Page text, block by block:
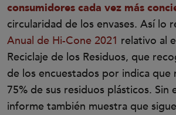
consumidores cada vez más
circularidad de los envases. Así lo
Anual de Hi-Cone 2021 relativo al
Reciclaje de los Residuos, que
de los encuestados por indica que
75% de sus residuos plásticos. Sin
informe también muestra que